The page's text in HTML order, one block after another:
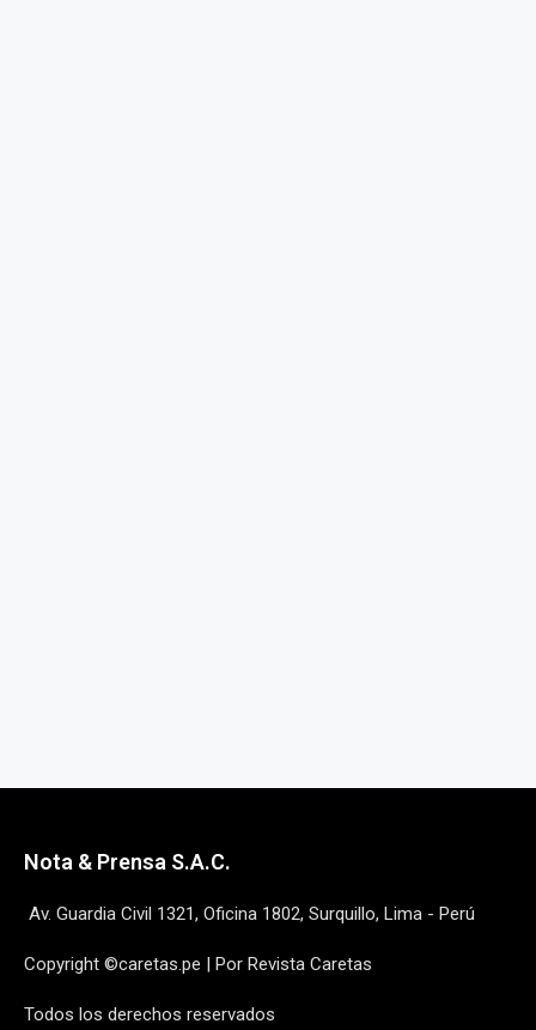
Nota & Prensa S.A.C.
Av. Guardia Civil 1321, Oficina 1802, Surquillo, Lima - Perú
Copyright ©caretas.pe | Por Revista Caretas
Todos los derechos reservados